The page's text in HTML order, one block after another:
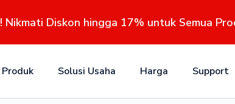
Nikmati Diskon hingga 17% untuk Semua
Produk Solusi Usaha Harga Support